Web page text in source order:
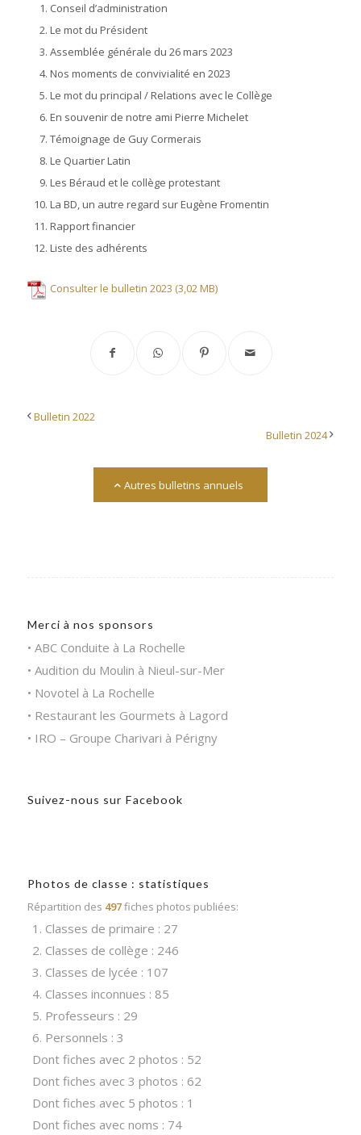
Conseil d’administration
Le mot du Président
Assemblée générale du 26 mars 2023
Nos moments de convivialité en 2023
Le mot du principal / Relations avec le Collège
En souvenir de notre ami Pierre Michelet
Témoignage de Guy Cormerais
Le Quartier Latin
Les Béraud et le collège protestant
La BD, un autre regard sur Eugène Fromentin
Rapport financier
Liste des adhérents
Consulter le bulletin 2023
Bulletin 2022
Bulletin 2024
Autres bulletins annuels
Merci à nos sponsors
ABC Conduite à La Rochelle
Audition du Moulin à Nieul-sur-Mer
Novotel à La Rochelle
Restaurant les Gourmets à Lagord
IRO – Groupe Charivari à Périgny
Suivez-nous sur Facebook
Photos de classe : statistiques
Répartition des 497fiches photos publiées:
1. Classes de primaire : 27
2. Classes de collège : 246
3. Classes de lycée : 107
4. Classes inconnues : 85
5. Professeurs : 29
6. Personnels : 3
Dont fiches avec 2 photos : 52
Dont fiches avec 3 photos : 62
Dont fiches avec 5 photos : 1
Dont fiches avec noms : 74